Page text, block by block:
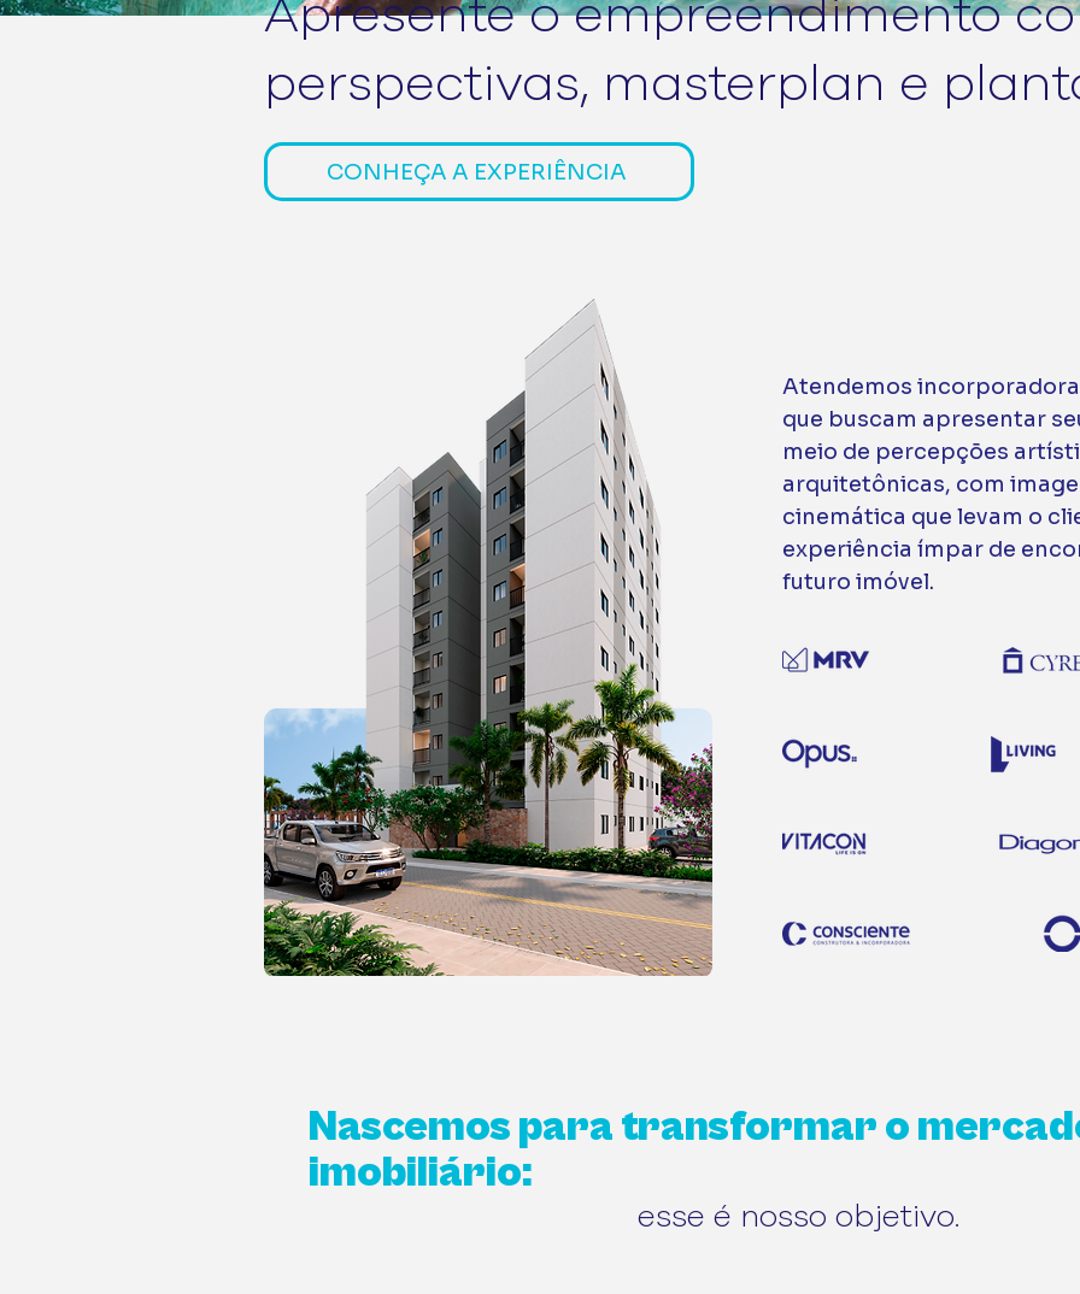
Apresente o empreendimento
perspectivas, masterplan e
CONHEÇA A EXPERIÊNCIA
Atendemos
que buscam apresentar
meio de percepções
arquitetônicas, com
cinemática que levam o
experiência ímpar de
futuro imóvel.
Nascemos para transformar o
imobiliário:
esse é nosso objetivo.